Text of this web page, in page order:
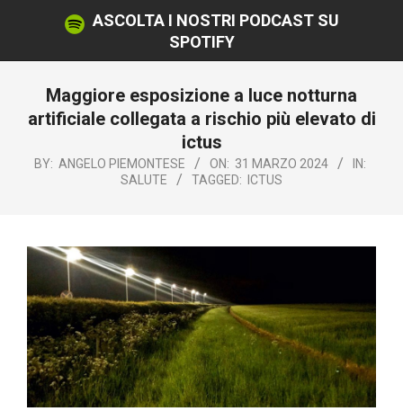
ASCOLTA I NOSTRI PODCAST SU
SPOTIFY
Maggiore esposizione a luce notturna
artificiale collegata a rischio più elevato di
ictus
BY: ANGELO PIEMONTESE ON: 31 MARZO 2024
IN:
SALUTE
TAGGED: ICTUS